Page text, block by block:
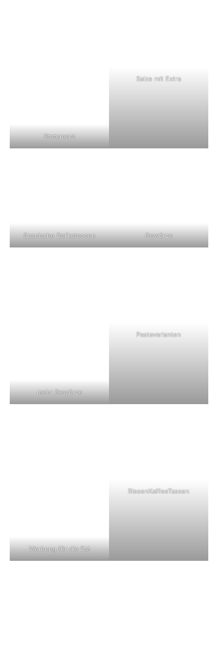
Statement
Salze mit Extra
Spanische Delikatessen Gewürze
mehr Gewürze
Pastavarianten
Werbung für die EM
RiesenKaffeeTassen